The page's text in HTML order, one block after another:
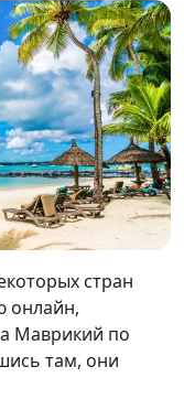
стран
онлайн,
Маврикий по
там, они